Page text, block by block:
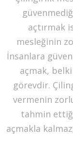
açtırmak
mesleğinin
İnsanlara
açmak,
görevdir.
vermenin
tahmin
açmakla